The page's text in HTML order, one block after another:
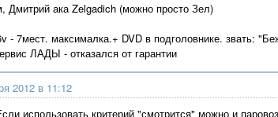
Дмитрий ака Zelgadich (можно просто Зел)
- 7мест. максималка.+ DVD в подголовнике. звать:
ЛАДЫ - отказался от гарантии
2012 в 11:12
использовать критерий "смотрится" можно и